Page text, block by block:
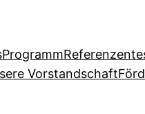
ProgrammReferenzen
Vorstandschaft